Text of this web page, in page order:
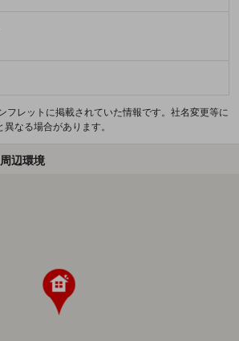
フレットに掲載されていた情報です。社名変更等に
異なる場合があります。
辺環境